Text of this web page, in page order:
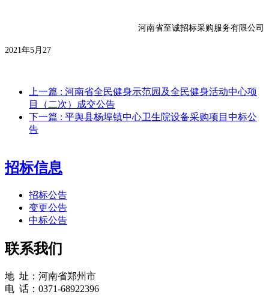
河南省至诚招标采购服务有限公司
2021年5月 27
上一篇 : 河南省全民健身示范园及全民健身活动中心项
目（二次）成交公告
下一篇 : 平舆县杨埠镇中心卫生院设备采购项目中标公
告
招标信息
招标公告
变更公告
中标公告
联系我们
地 址：河南省郑州市
电 话：0371-68922396